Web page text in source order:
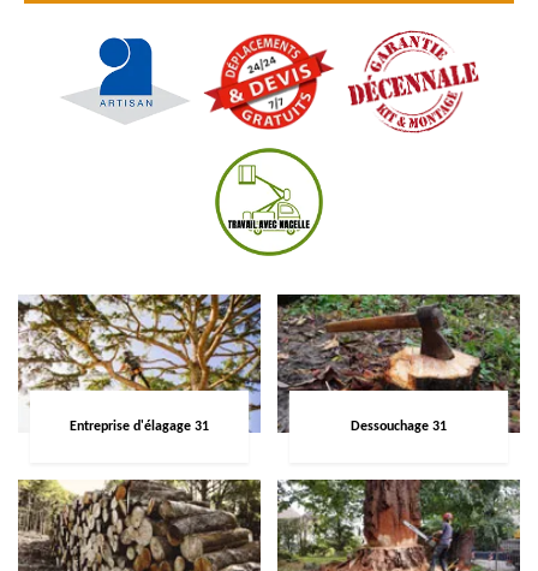
Entreprise d'élagage 31 Dessouchage 31